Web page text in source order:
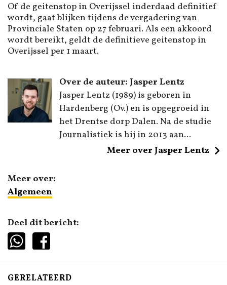
Of de geitenstop in Overijssel inderdaad definitief
wordt, gaat blijken tijdens de vergadering van
Provinciale Staten op 27 februari. Als een akkoord
wordt bereikt, geldt de definitieve geitenstop in
Overijssel per 1 maart.
Over de auteur: Jasper Lentz
Jasper Lentz (1989) is geboren in
Hardenberg (Ov.) en is opgegroeid in
het Drentse dorp Dalen. Na de studie
Journalistiek is hij in 2013 aan...
Meer over Jasper Lentz
Meer over:
Algemeen
Deel dit bericht:
GERELATEERD